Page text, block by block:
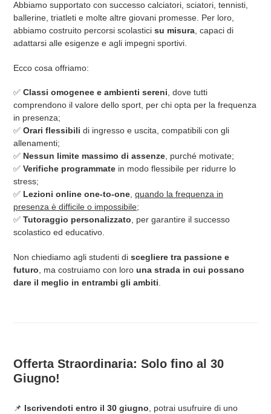
Abbiamo supportato con successo calciatori, sciatori, tennisti,
ballerine, triatleti e molte altre giovani promesse. Per loro,
abbiamo costruito percorsi scolastici su misura, capaci di
adattarsi alle esigenze e agli impegni sportivi.
Ecco cosa offriamo:
✅ Classi omogenee e ambienti sereni , dove tutti
comprendono il valore dello sport, per chi opta per la frequenza
in presenza;
✅ Orari flessibili di ingresso e uscita, compatibili con gli
allenamenti;
✅ Nessun limite massimo di assenze , purché motivate;
✅ Verifiche programmate in modo flessibile per ridurre lo
stress;
✅ Lezioni online one-to-one quando la frequenza in
presenza è difficile o impossibile;
✅ Tutoraggio personalizzato , per garantire il successo
scolastico ed educativo.
Non chiediamo agli studenti di scegliere tra passione e
futuro , ma costruiamo con loro una strada in cui possano
dare il meglio in entrambi gli ambiti
Offerta Straordinaria: Solo fino al 30
Giugno!
📌 Iscrivendoti entro il 30 giugno , potrai usufruire di uno